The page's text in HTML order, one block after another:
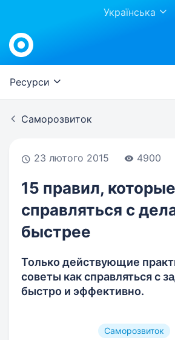
Українська
Work.ua
Ресурси
Саморозвиток
23 лютого 2015 4900
15 правил,
справляться с
быстрее
Только действующие
советы как справляться с
быстро и эффективно.
Саморозвиток